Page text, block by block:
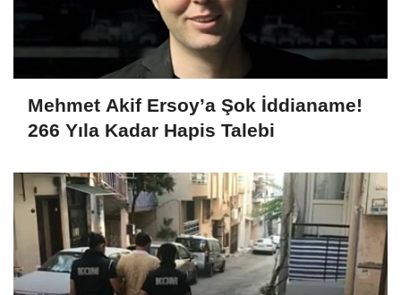
Mehmet Akif Ersoy’a Şok İddianame!
266 Yıla Kadar Hapis Talebi